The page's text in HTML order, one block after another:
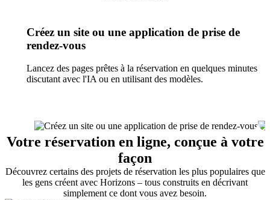
Créez un site ou une application de prise de
rendez-vous
Lancez des pages prêtes à la réservation en quelques minutes en
discutant avec l'IA ou en utilisant des modèles.
Votre réservation en ligne, conçue à votre
façon
Découvrez certains des projets de réservation les plus populaires que
les gens créent avec Horizons – tous construits en décrivant
simplement ce dont vous avez besoin.